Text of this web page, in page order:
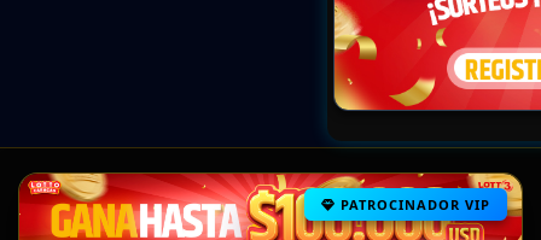
PATROCINADOR VIP